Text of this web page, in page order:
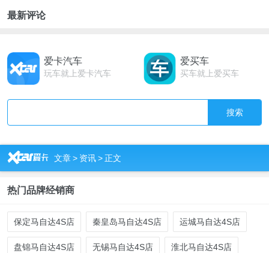
最新评论
爱卡汽车
玩车就上爱卡汽车
爱买车
买车就上爱买车
搜索
R 文章> 资讯>正文
热门品牌经销商
保定马自达4S店 秦皇岛马自达4S店 运城马自达4S店
盘锦马自达4S店 无锡马自达4S店 淮北马自达4S店